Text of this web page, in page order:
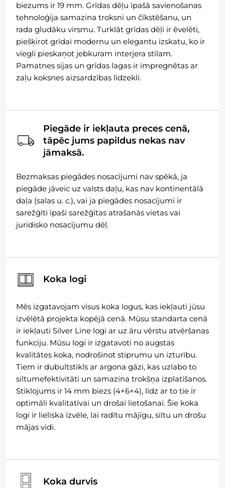
biezums ir 19 mm. Grīdas dēļu īpašā savienošanas
tehnoloģija samazina troksni un čīkstēšanu, un
rada gludāku virsmu. Turklāt grīdas dēļi ir ēvelēti,
piešķirot grīdai modernu un elegantu izskatu, ko ir
viegli pieskaņot jebkuram interjera stilam.
Pamatnes sijas un grīdas lagas ir impregnētas ar
zaļu koksnes aizsardzības līdzekli.
Piegāde ir iekļauta preces cenā,
tāpēc jums papildus nekas nav
jāmaksā.
Bezmaksas piegādes nosacījumi nav spēkā, ja
piegāde jāveic uz valsts daļu, kas nav kontinentālā
daļa (salas u. c.), vai ja piegādes nosacījumi ir
sarežģīti īpaši sarežģītas atrašanās vietas vai
juridisko nosacījumu dēļ.
Koka logi
Mēs izgatavojam visus koka logus, kas iekļauti jūsu
izvēlētā projekta kopējā cenā. Mūsu standarta cenā
ir iekļauti Silver Line logi ar uz āru vērstu atvēršanas
funkciju. Mūsu logi ir izgatavoti no augstas
kvalitātes koka, nodrošinot stiprumu un izturību.
Tiem ir dubultstikls ar argona gāzi, kas uzlabo to
siltumefektivitāti un samazina trokšņa izplatīšanos.
Stiklojums ir 14 mm biezs (4+6+4), līdz ar to tie ir
optimāli kvalitatīvai un drošai lietošanai. Šie koka
logi ir lieliska izvēle, lai radītu mājīgu, siltu un drošu
mājas vidi.
Koka durvis